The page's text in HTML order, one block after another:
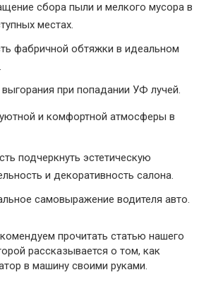
сбора пыли и мелкого мусора в
местах.
фабричной обтяжки в идеальном
при попадании УФ лучей.
и комфортной атмосферы в
подчеркнуть эстетическую
и декоративность салона.
самовыражение водителя авто.
прочитать статью нашего
рассказывается о том, как
в машину своими руками.